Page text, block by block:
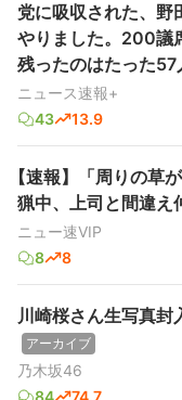
党に吸収された、
やりました。200議
残ったのはたった57
ニュース速報+
43
13.9
【速報】「周りの
猟中、上司と間違え
ニュー速VIP
8
8
川崎桜さん生写真封
アーカイブ
乃木坂46
84
74.7